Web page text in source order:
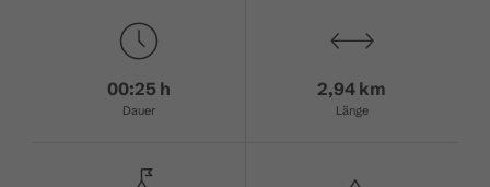
00:25 h
Dauer
2,94 km
Länge